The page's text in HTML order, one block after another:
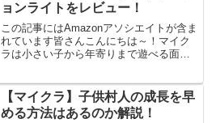
ョンライトをレビュー！
この記事にはAmazonアソシエイトが含ま
れています皆さんこんにちは～！マイク
ラは小さい子から年寄りまで遊べる面白
いってもおかしくはありませんしかしマ
イクラのグッズとい...
【マイクラ】子供村人の成長を早
める方法はあるのか解説！